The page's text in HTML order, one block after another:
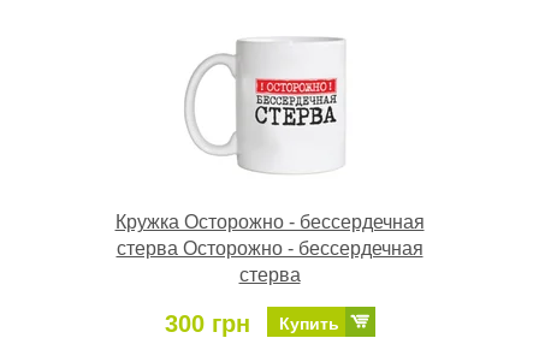
Кружка Осторожно - бессердечная
стерва Осторожно - бессердечная
стерва
300 грн Купить